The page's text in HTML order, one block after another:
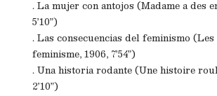
. La mujer con antojos (Madame a des
5’10”)
. Las consecuencias del feminismo
feminisme, 1906, 7’54”)
. Una historia rodante (Une histoire
2’10”)